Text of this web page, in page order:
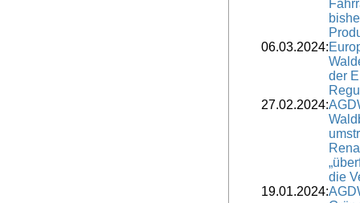
06.03.2024:
der
27.02.2024:
die
19.01.2024: